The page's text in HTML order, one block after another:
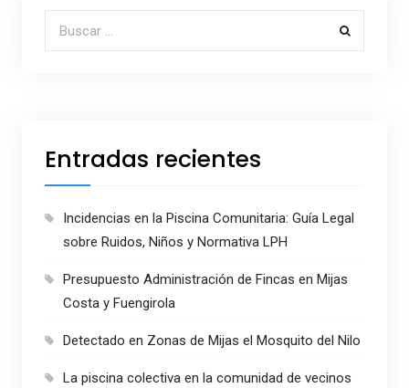
Buscar por:
Entradas recientes
Incidencias en la Piscina Comunitaria: Guía Legal
sobre Ruidos, Niños y Normativa LPH
Presupuesto Administración de Fincas en Mijas
Costa y Fuengirola
Detectado en Zonas de Mijas el Mosquito del Nilo
La piscina colectiva en la comunidad de vecinos